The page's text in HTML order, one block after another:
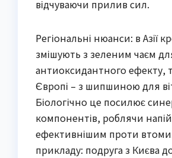
відчуваючи прилив сил.
Регіональні нюанси: в Азії
змішують з зеленим чаєм
антиоксидантного ефекту,
Європі – з шипшиною для
Біологічно це посилює
компонентів, роблячи напій
ефективнішим проти
прикладу: подруга з Києва